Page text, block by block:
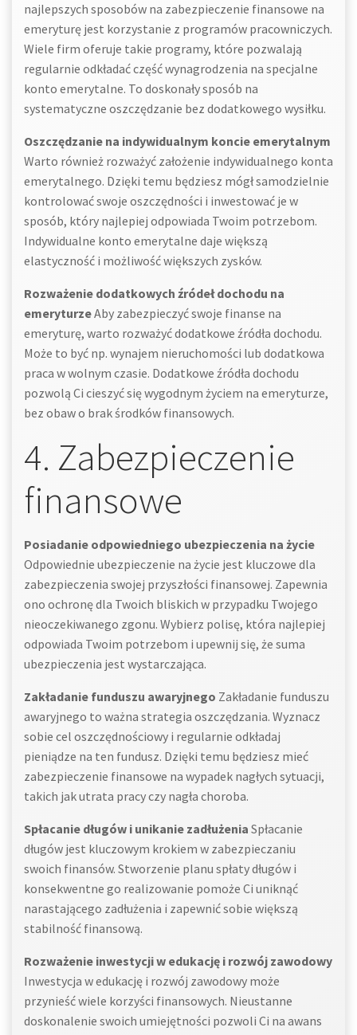
najlepszych sposobów na zabezpieczenie finansowe na
emeryturę jest korzystanie z programów pracowniczych.
Wiele firm oferuje takie programy, które pozwalają
regularnie odkładać część wynagrodzenia na specjalne
konto emerytalne. To doskonały sposób na
systematyczne oszczędzanie bez dodatkowego wysiłku.
Oszczędzanie na indywidualnym koncie emerytalnym
Warto również rozważyć założenie indywidualnego konta
emerytalnego. Dzięki temu będziesz mógł samodzielnie
kontrolować swoje oszczędności i inwestować je w
sposób, który najlepiej odpowiada Twoim potrzebom.
Indywidualne konto emerytalne daje większą
elastyczność i możliwość większych zysków.
Rozważenie dodatkowych źródeł dochodu na
emeryturzeAby zabezpieczyć swoje finanse na
emeryturę, warto rozważyć dodatkowe źródła dochodu.
Może to być np. wynajem nieruchomości lub dodatkowa
praca w wolnym czasie. Dodatkowe źródła dochodu
pozwolą Ci cieszyć się wygodnym życiem na emeryturze,
bez obaw o brak środków finansowych.
4. Zabezpieczenie
finansowe
Posiadanie odpowiedniego ubezpieczenia na życie
Odpowiednie ubezpieczenie na życie jest kluczowe dla
zabezpieczenia swojej przyszłości finansowej. Zapewnia
ono ochronę dla Twoich bliskich w przypadku Twojego
nieoczekiwanego zgonu. Wybierz polisę, która najlepiej
odpowiada Twoim potrzebom i upewnij się, że suma
ubezpieczenia jest wystarczająca.
Zakładanie funduszu awaryjnego Zakładanie funduszu
awaryjnego to ważna strategia oszczędzania. Wyznacz
sobie cel oszczędnościowy i regularnie odkładaj
pieniądze na ten fundusz. Dzięki temu będziesz mieć
zabezpieczenie finansowe na wypadek nagłych sytuacji,
takich jak utrata pracy czy nagła choroba.
Spłacanie długów i unikanie zadłużenia Spłacanie
długów jest kluczowym krokiem w zabezpieczaniu
swoich finansów. Stworzenie planu spłaty długów i
konsekwentne go realizowanie pomoże Ci uniknąć
narastającego zadłużenia i zapewnić sobie większą
stabilność finansową.
Rozważenie inwestycji w edukację i rozwój zawodowy
Inwestycja w edukację i rozwój zawodowy może
przynieść wiele korzyści finansowych. Nieustanne
doskonalenie swoich umiejętności pozwoli Ci na awans